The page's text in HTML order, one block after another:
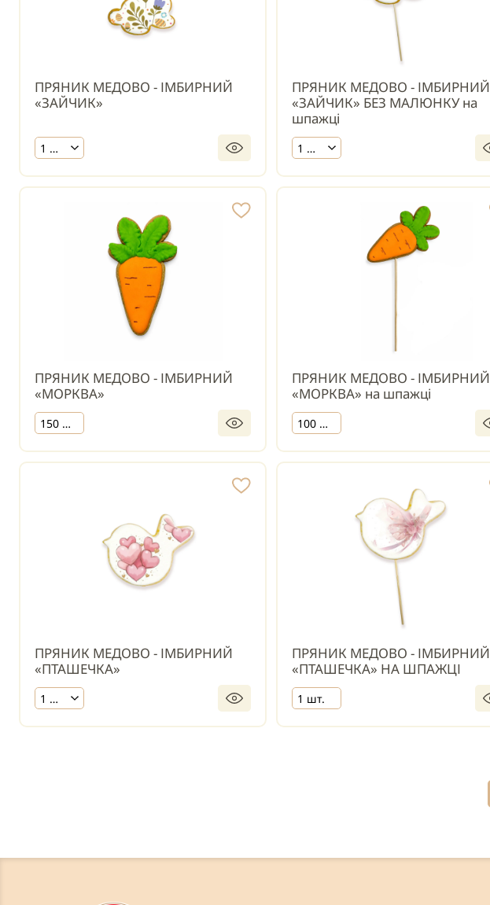
ПРЯНИК МЕДОВО - ІМБИРНИЙ
«ЗАЙЧИК»
1 шт.
ПРЯНИК МЕДОВО - ІМБИРНИЙ
«ЗАЙЧИК» БЕЗ МАЛЮНКУ на
шпажці
1 шт.
ПРЯНИК МЕДОВО - ІМБИРНИЙ
«МОРКВА»
150 шт.
ПРЯНИК МЕДОВО - ІМБИРНИЙ
«МОРКВА» на шпажці
100 шт.
ПРЯНИК МЕДОВО - ІМБИРНИЙ
«ПТАШЕЧКА»
1 шт.
ПРЯНИК МЕДОВО - ІМБИРНИЙ
«ПТАШЕЧКА» НА ШПАЖЦІ
1 шт.